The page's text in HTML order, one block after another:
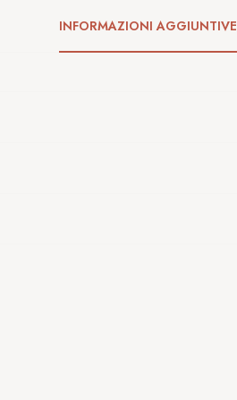
INFORMAZIONI AGGIUNTIVE